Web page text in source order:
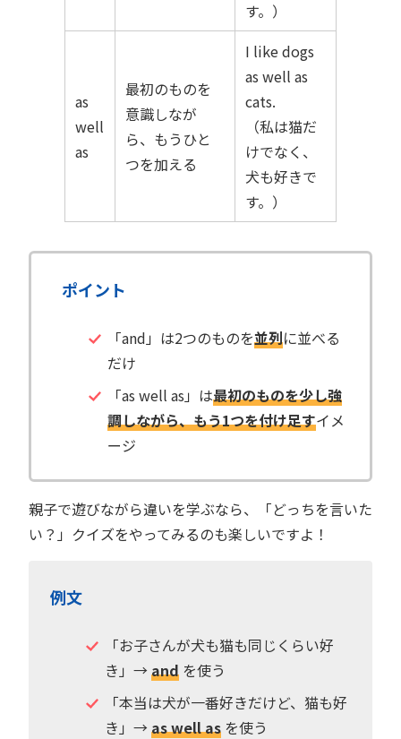
す。）
as
well
as
最初のものを
意識しなが
ら、もうひと
つを加える
I like dogs
as well as
cats.
（私は猫だ
けでなく、
犬も好きで
す。）
ポイント
「and」は2つのものを並列に並べる
だけ
「as well as」は最初のものを少し強
調しながら、もう1つを付け足すイメ
ージ
親子で遊びながら違いを学ぶなら、「どっちを言いた
い？」クイズをやってみるのも楽しいですよ！
例文
「お子さんが犬も猫も同じくらい好
き」→andを使う
「本当は犬が一番好きだけど、猫も好
き」→as well asを使う